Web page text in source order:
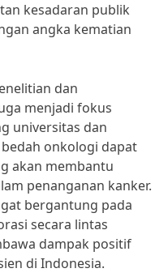
kesadaran publik
angka kematian
dan
menjadi fokus
universitas dan
onkologi dapat
akan membantu
penanganan kanker.
bergantung pada
secara lintas
dampak positif
di Indonesia.